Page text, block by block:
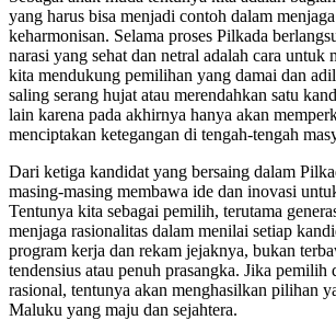
yang harus bisa menjadi contoh dalam
keharmonisan. Selama proses Pilkada
narasi yang sehat dan netral adalah cara untuk
kita mendukung pemilihan yang damai dan
saling serang hujat atau merendahkan satu
lain karena pada akhirnya hanya akan
menciptakan ketegangan di tengah-tengah
Dari ketiga kandidat yang bersaing dalam
masing-masing membawa ide dan inovasi
Tentunya kita sebagai pemilih, terutama
menjaga rasionalitas dalam menilai setiap
program kerja dan rekam jejaknya, bukan
tendensius atau penuh prasangka. Jika pemilih
rasional, tentunya akan menghasilkan pilihan
Maluku yang maju dan sejahtera.